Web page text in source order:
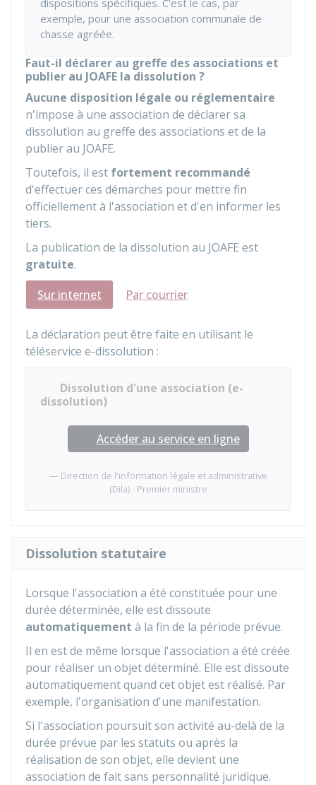
dispositions spécifiques. C'est le cas, par
exemple, pour une association communale de
chasse agréée.
Faut-il déclarer au greffe des associations et
publier au JOAFE la dissolution ?
Aucune disposition légale ou réglementaire
n'impose à une association de déclarer sa
dissolution au greffe des associations et de la
publier au JOAFE.
Toutefois, il est fortement recommandé
d'effectuer ces démarches pour mettre fin
officiellement à l'association et d'en informer les
tiers.
La publication de la dissolution au JOAFE est
gratuite.
Sur internet
Par courrier
La déclaration peut être faite en utilisant le
téléservice e-dissolution :
Dissolution d'une association (e-
dissolution)
Accéder au service en ligne
Direction de l'information légale et administrative
(Dila) - Premier ministre
Dissolution statutaire
Lorsque l'association a été constituée pour une
durée déterminée, elle est dissoute
automatiquement à la fin de la période prévue.
Il en est de même lorsque l'association a été créée
pour réaliser un objet déterminé. Elle est dissoute
automatiquement quand cet objet est réalisé. Par
exemple, l'organisation d'une manifestation.
Si l'association poursuit son activité au-delà de la
durée prévue par les statuts ou après la
réalisation de son objet, elle devient une
association de fait sans personnalité juridique.